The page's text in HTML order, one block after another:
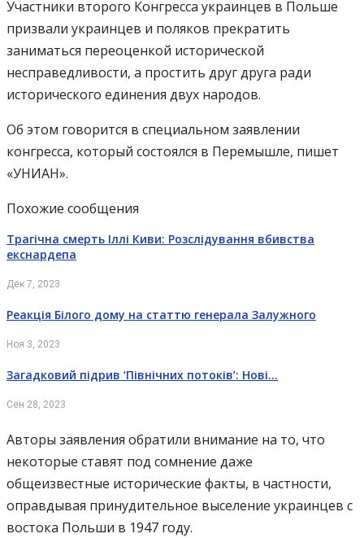
Участники второго Конгресса украинцев в Польше
призвали украинцев и поляков прекратить
заниматься переоценкой исторической
несправедливости, а простить друг друга ради
исторического единения двух народов.
Об этом говорится в специальном заявлении
конгресса, который состоялся в Перемышле, пишет
«УНИАН».
Похожие сообщения
Трагічна смерть Іллі Киви: Розслідування вбивства
екснардепа
Дек 7, 2023
Реакція Білого дому на статтю генерала Залужного
Ноя 3, 2023
Загадковий підрив ‘Північних потоків’: Нові…
Сен 28, 2023
Авторы заявления обратили внимание на то, что
некоторые ставят под сомнение даже
общеизвестные исторические факты, в частности,
оправдывая принудительное выселение украинцев с
востока Польши в 1947 году.